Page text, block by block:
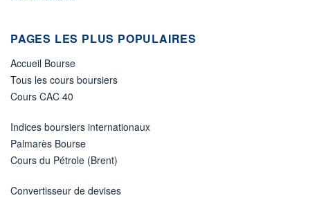
PAGES LES PLUS POPULAIRES
Accueil Bourse
Tous les cours boursiers
Cours CAC 40
Indices boursiers internationaux
Palmarès Bourse
Cours du Pétrole (Brent)
Convertisseur de devises